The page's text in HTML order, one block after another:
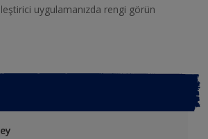
uygulamanızda rengi görün